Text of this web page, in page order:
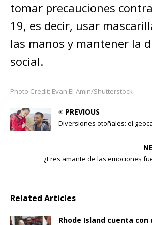
tomar precauciones contra
19, es decir, usar
las manos y mantener la
social.
Photo Credit: Evan El-Amin/Shutterstock
PREVIOUS
Diversiones otoñales: el
¿Eres amante de las emociones
Related Articles
Rhode Island cuenta con